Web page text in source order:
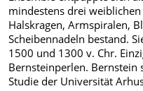
mindestens drei
Halskragen, Armspiralen,
Scheibennadeln bestand.
1500 und 1300 v. Chr.
Bernsteinperlen.
Studie der Universität